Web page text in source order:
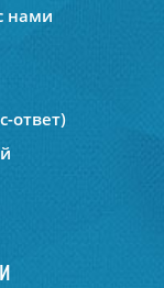
нами
ответ)